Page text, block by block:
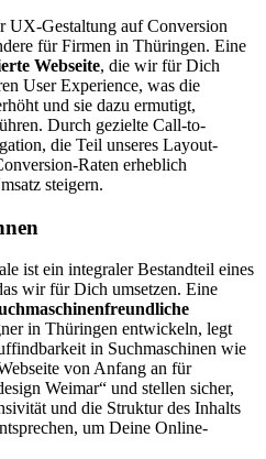
UX-Gestaltung auf Conversion
für Firmen in Thüringen. Eine
Webseite, die wir für Dich
User Experience, was die
und sie dazu ermutigt,
Durch gezielte Call-to-
die Teil unseres Layout-
Raten erheblich
steigern.
ist ein integraler Bestandteil eines
wir für Dich umsetzen. Eine
in Thüringen entwickeln, legt
in Suchmaschinen wie
von Anfang an für
Weimar“ und stellen sicher,
und die Struktur des Inhalts
um Deine Online-